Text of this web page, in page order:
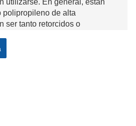
utilizarse. En general, están
polipropileno de alta
ser tanto retorcidos o
de el rollo.